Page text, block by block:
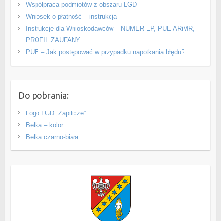
Współpraca podmiotów z obszaru LGD
Wniosek o płatność – instrukcja
Instrukcje dla Wnioskodawców – NUMER EP, PUE ARiMR,
PROFIL ZAUFANY
PUE – Jak postępować w przypadku napotkania błędu?
Do pobrania:
Logo LGD „Zapilicze”
Belka – kolor
Belka czarno-biała